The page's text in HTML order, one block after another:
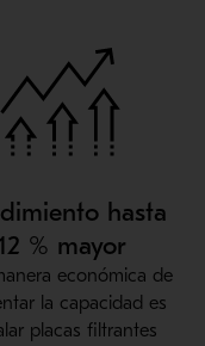
hasta
12 % mayor
económica de
la capacidad es
placas filtrantes